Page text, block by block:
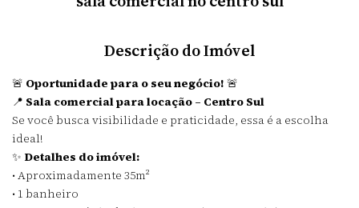
Descrição do Imóvel
🚨 Oportunidade para o seu negócio! 🚨
📍 Sala comercial para locação – Centro Sul
Se você busca visibilidade e praticidade, essa é a escolha
ideal!
✨ Detalhes do imóvel:
• Aproximadamente 35m²
• 1 banheiro